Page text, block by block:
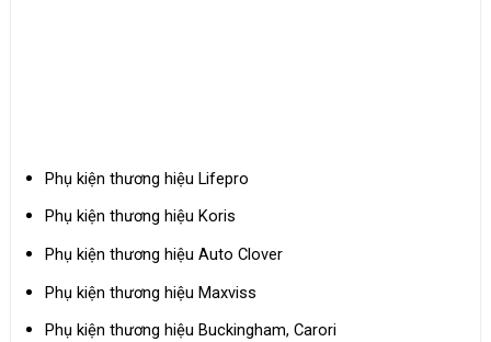
Phụ kiện thương hiệu Lifepro
Phụ kiện thương hiệu Koris
Phụ kiện thương hiệu Auto Clover
Phụ kiện thương hiệu Maxviss
Phụ kiện thương hiệu Buckingham, Carori